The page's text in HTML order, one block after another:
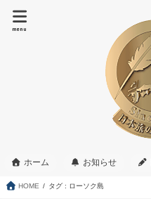
menu
ホーム お知らせ
HOME タグ : ローソク島